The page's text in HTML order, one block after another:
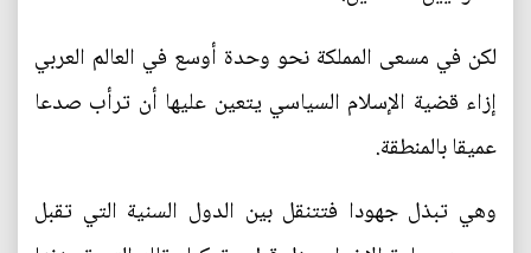
لكن في مسعى المملكة نحو وحدة أوسع في العالم العربي
إزاء قضية الإسلام السياسي يتعين عليها أن ترأب صدعا
عميقا بالمنطقة.
وهي تبذل جهودا فتتنقل بين الدول السنية التي تقبل